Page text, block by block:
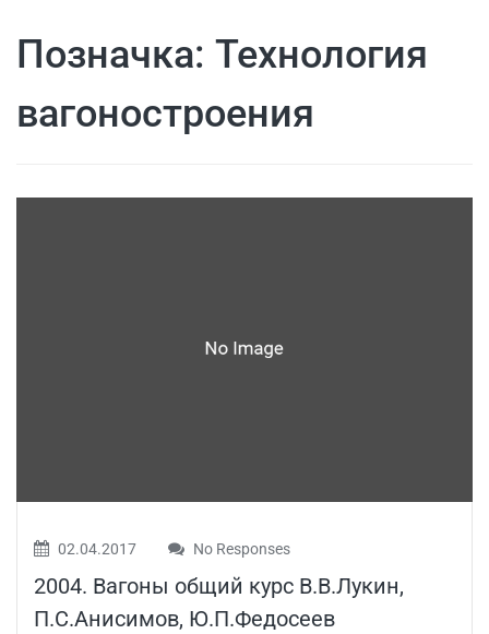
Позначка: Технология
вагоностроения
02.04.2017 No Responses
2004. Вагоны общий курс В.В.Лукин,
П.С.Анисимов, Ю.П.Федосеев